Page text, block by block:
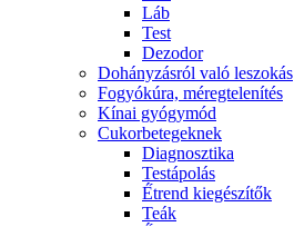
Láb
Test
Dezodor
Dohányzásról való leszokás
Fogyókúra, méregtelenítés
Kínai gyógymód
Cukorbetegeknek
Diagnosztika
Testápolás
É́trend kiegészítők
Teák